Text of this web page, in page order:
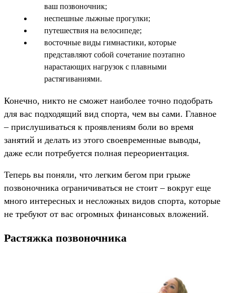
ваш позвоночник;
неспешные лыжные прогулки;
путешествия на велосипеде;
восточные виды гимнастики, которые
представляют собой сочетание поэтапно
нарастающих нагрузок с плавными
растягиваниями.
Конечно, никто не сможет наиболее точно подобрать
для вас подходящий вид спорта, чем вы сами. Главное
– прислушиваться к проявлениям боли во время
занятий и делать из этого своевременные выводы,
даже если потребуется полная переориентация.
Теперь вы поняли, что легким бегом при грыже
позвоночника ограничиваться не стоит – вокруг еще
много интересных и несложных видов спорта, которые
не требуют от вас огромных финансовых вложений.
Растяжка позвоночника